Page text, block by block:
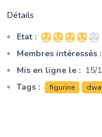
Détails
Etat : 4 sur 5 étoiles
Membres intéressés :
Mis en ligne le : 15/
Tags :
figurine